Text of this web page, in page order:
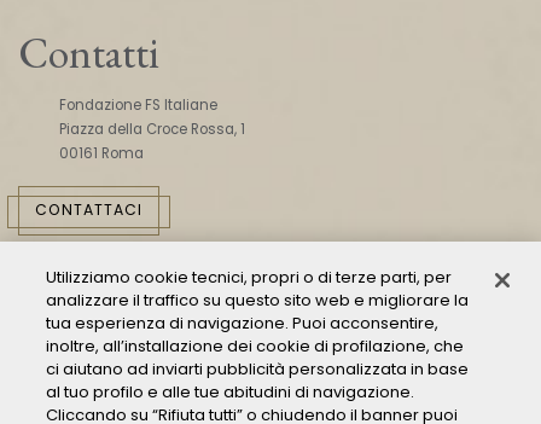
Contatti
Fondazione FS Italiane
Piazza della Croce Rossa, 1
00161 Roma
CONTATTACI
Consulta il Modello 231
Gestione delle segnalazioni - Whistleblowing
Utilizziamo cookie tecnici, propri o di terze parti, per
analizzare il traffico su questo sito web e migliorare la
tua esperienza di navigazione. Puoi acconsentire,
inoltre, all’installazione dei cookie di profilazione, che
ci aiutano ad inviarti pubblicità personalizzata in base
al tuo profilo e alle tue abitudini di navigazione.
Cliccando su “Rifiuta tutti” o chiudendo il banner puoi